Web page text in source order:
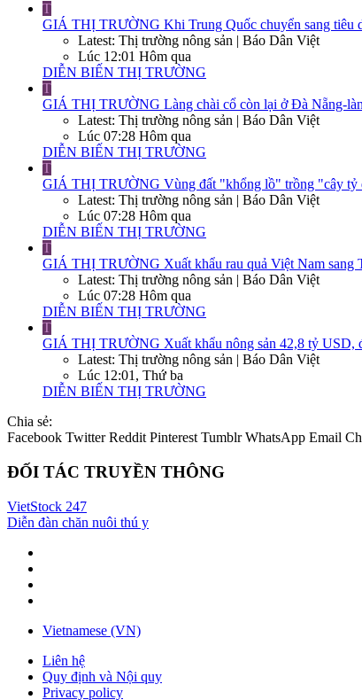
T
GIÁ THỊ TRƯỜNG Khi Trung Quốc chuyển sang tiêu
Latest: Thị trường nông sản | Báo Dân Việt
Lúc 12:01 Hôm qua
DIỄN BIẾN THỊ TRƯỜNG
T
GIÁ THỊ TRƯỜNG Làng chài cổ còn lại ở Đà Nẵng-
Latest: Thị trường nông sản | Báo Dân Việt
Lúc 07:28 Hôm qua
DIỄN BIẾN THỊ TRƯỜNG
T
GIÁ THỊ TRƯỜNG Vùng đất "khổng lồ" trồng "cây tỷ
Latest: Thị trường nông sản | Báo Dân Việt
Lúc 07:28 Hôm qua
DIỄN BIẾN THỊ TRƯỜNG
T
GIÁ THỊ TRƯỜNG Xuất khẩu rau quả Việt Nam
Latest: Thị trường nông sản | Báo Dân Việt
Lúc 07:28 Hôm qua
DIỄN BIẾN THỊ TRƯỜNG
T
GIÁ THỊ TRƯỜNG Xuất khẩu nông sản 42,8 tỷ USD,
Latest: Thị trường nông sản | Báo Dân Việt
Lúc 12:01, Thứ ba
DIỄN BIẾN THỊ TRƯỜNG
Chia sẻ:
Facebook Twitter Reddit Pinterest Tumblr WhatsApp Email
ĐỐI TÁC TRUYỀN THÔNG
VietStock 247
Diễn đàn chăn nuôi thú y
Vietnamese (VN)
Liên hệ
Quy định và Nội quy
Privacy policy